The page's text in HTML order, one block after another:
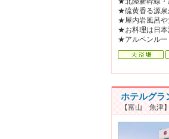
★硫黄香る源泉
★屋内岩風呂や
★お料理は日本
★アルペンルー
ホテルグラ
【富山 魚津】